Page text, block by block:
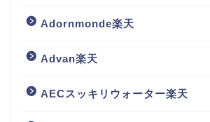
Adornmonde楽天
Advan楽天
AECスッキリウォーター楽天